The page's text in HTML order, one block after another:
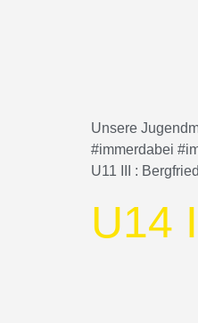
Unsere
#immerdabei
U11 III :
U14